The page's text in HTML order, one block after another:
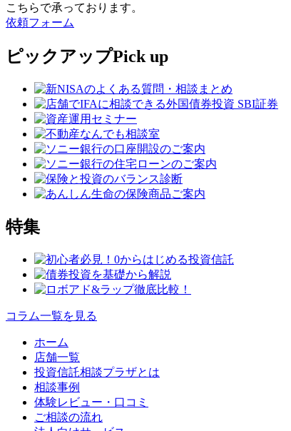
こちらで承っております。
依頼フォーム
ピックアップPick up
特集
コラム一覧を見る
ホーム
店舗一覧
投資信託相談プラザとは
相談事例
体験レビュー・口コミ
ご相談の流れ